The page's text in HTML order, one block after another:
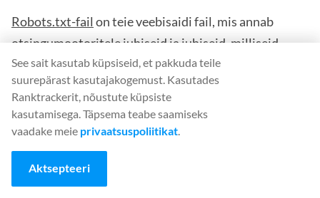
Robots.txt-fail on teie veebisaidi fail, mis annab
otsingumootoritele juhiseid ja juhiseid, milliseid
lehekülgi nad peaksid vaatama ja milliseid mitte.
Need juhised aitavad otsingumootoritel täpselt
teada, milliseid lehekülgi oma indeksisse lisada.
Teisisõnu, see hoiab faili Google'ile eemal. Seda faili
kasutatakse sageli selleks, et vältida Google'ile teie
saidi sarnaste või ebaoluliste lehekülgede roomamist.
See sait kasutab küpsiseid, et pakkuda teile
suurepärast kasutajakogemust. Kasutades
Ranktrackerit, nõustute küpsiste
kasutamisega. Täpsema teabe saamiseks
vaadake meie privaatsuspoliitikat.
Aktsepteeri